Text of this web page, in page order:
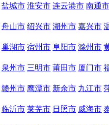
盐城市 淮安市 连云港市 南通市
舟山市 绍兴市 湖州市 嘉兴市
巢湖市 宿州市 阜阳市 滁州市
泉州市 三明市 莆田市 厦门市
赣州市 鹰潭市 新余市 九江市
临沂市 莱芜市 日照市 威海市